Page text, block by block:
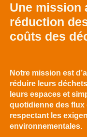
Une mission
réduction
coûts des
Notre mission est
réduire leurs
leurs espaces et
quotidienne des flux
respectant les
environnementales.